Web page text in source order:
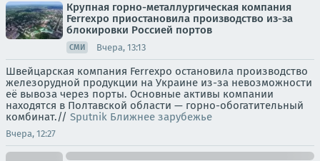
Крупная горно-металлургическая компания
Ferrexpo приостановила производство из-за
блокировки Россией портов
СМИ Вчера, 13:13
Швейцарская компания Ferrexpo остановила производство
железорудной продукции на Украине из-за невозможности
её вывоза через порты. Основные активы компании
находятся в Полтавской области — горно-обогатительный
комбинат.// Sputnik Ближнее зарубежье
Вчера, 12:27